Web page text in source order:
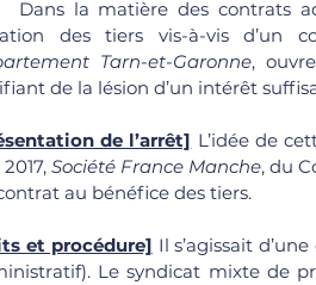
Tarn-et-Garonne,
de la lésion d’un intérêt
de l’arrêt] L’idée de
Société France Manche, du
au bénéfice des tiers.
et procédure] Il s’agissait
Le syndicat mixte de